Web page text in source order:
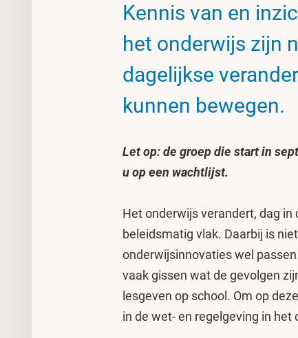
Kennis van en
het onderwijs zijn
dagelijkse
kunnen bewegen.
Let op: de groep die start in
u op een wachtlijst.
Het onderwijs verandert, dag in
beleidsmatig vlak. Daarbij is
onderwijsinnovaties wel
vaak gissen wat de gevolgen
lesgeven op school. Om op
in de wet- en regelgeving in het